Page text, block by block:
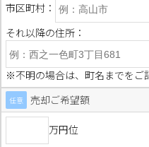
市区町村：
それ以降の住所：
※不明の場合は、町名までをご
任意 売却ご希望額
万円位